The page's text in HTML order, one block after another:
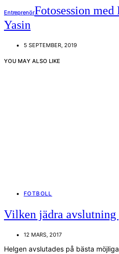
EntreprenörFotosession
Yasin
5 SEPTEMBER, 2019
YOU MAY ALSO LIKE
FOTBOLL
Vilken jädra avslutning
12 MARS, 2017
Helgen avslutades på bästa